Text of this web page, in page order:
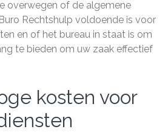
overwegen of de algemene
Rechtshulp voldoende is voor
en of het bureau in staat is om
te bieden om uw zaak effectief
kosten voor